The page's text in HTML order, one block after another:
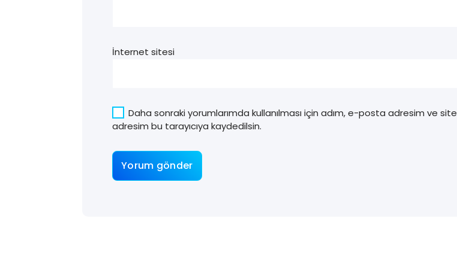
İnternet sitesi
Daha sonraki yorumlarımda kullanılması için adım, e-posta adresim ve site
adresim bu tarayıcıya kaydedilsin.